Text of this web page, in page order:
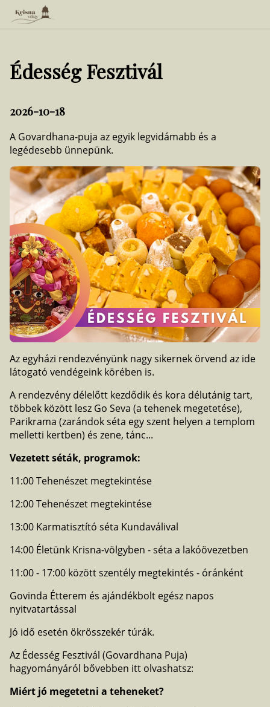
Édesség Fesztivál
2026-10-18
A Govardhana-puja az egyik legvidámabb és a
legédesebb ünnepünk.
Az egyházi rendezvényünk nagy sikernek örvend az ide
látogató vendégeink körében is.
A rendezvény délelőtt kezdődik és kora délutánig tart,
többek között lesz Go Seva (a tehenek megetetése),
Parikrama (zarándok séta egy szent helyen a templom
melletti kertben) és zene, tánc...
Vezetett séták, programok:
11:00 Tehenészet megtekintése
12:00 Tehenészet megtekintése
13:00 Karmatisztító séta Kundaválival
14:00 Életünk Krisna-völgyben - séta a lakóövezetben
11:00 - 17:00 között szentély megtekintés - óránként
Govinda Étterem és ajándékbolt egész napos
nyitvatartással
Jó idő esetén ökrösszekér túrák.
Az Édesség Fesztivál (Govardhana Puja)
hagyományáról bővebben itt olvashatsz:
Miért jó megetetni a teheneket?